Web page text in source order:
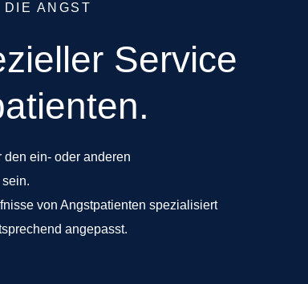
ANGST
Service
den ein- oder anderen
von Angstpatienten spezialisiert
angepasst.